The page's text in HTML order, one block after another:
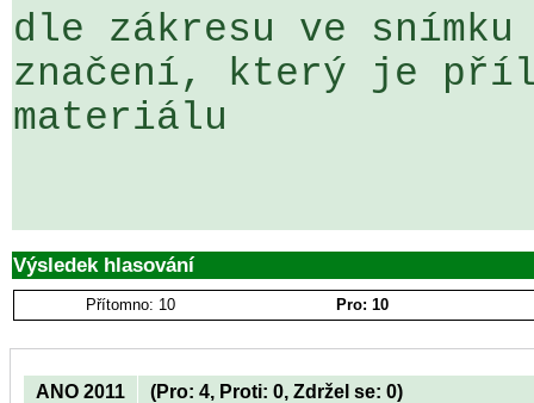
dle zákresu ve
značení, který je
materiálu
Výsledek hlasování
Přítomno: 10 Pro: 10
ANO 2011 (Pro: 4, Proti: 0, Zdržel se: 0)